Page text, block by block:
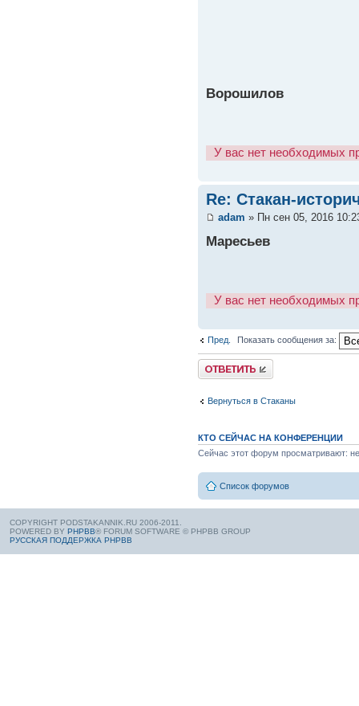
Ворошилов
У вас нет необходимых
Re: Стакан-
adam » Пн сен 05, 2016
Маресьев
У вас нет необходимых
Пред. Показать сообщения за:
Вернуться в Стаканы
КТО СЕЙЧАС НА КОНФЕРЕНЦИИ
Сейчас этот форум просматривают:
Список форумов
COPYRIGHT PODSTAKANNIK.RU 2006-2011.
POWERED BY PHPBB® FORUM SOFTWARE © PHPBB GROUP
РУССКАЯ ПОДДЕРЖКА PHPBB